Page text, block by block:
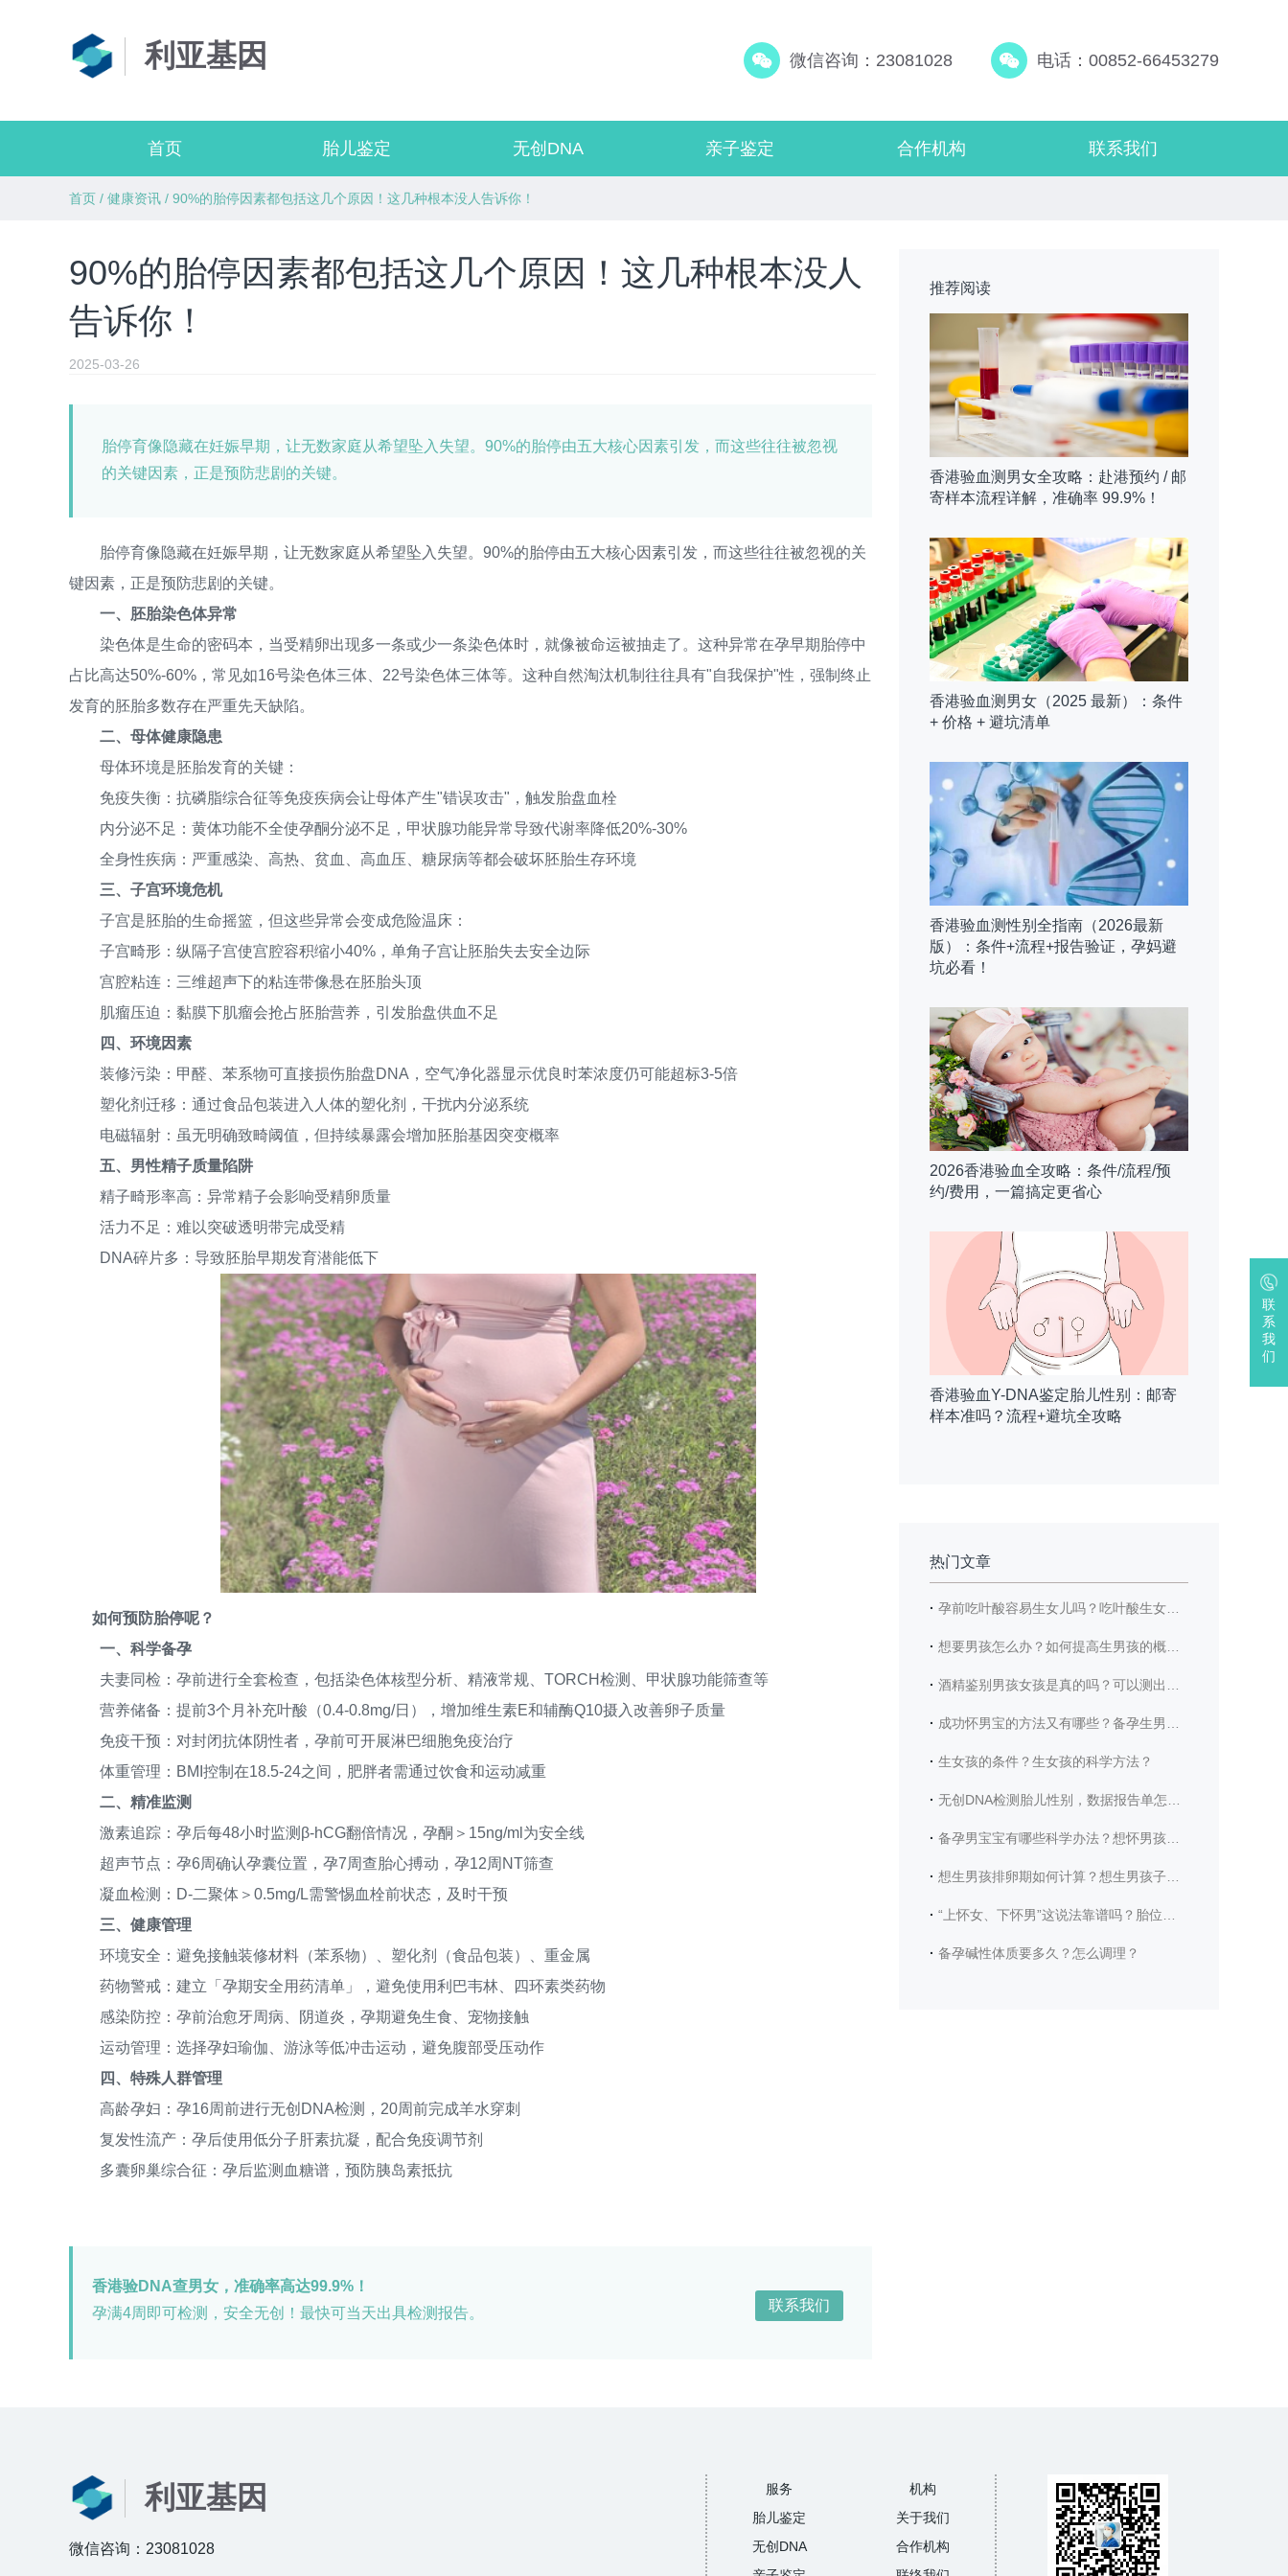
利亚基因 微信咨询：23081028 电话：00852-66453279
首页 胎儿鉴定 无创DNA 亲子鉴定 合作机构 联系我们
首页 / 健康资讯 / 90%的胎停因素都包括这几个原因！这几种根本没人告诉你！
90%的胎停因素都包括这几个原因！这几种根本没人
告诉你！
2025-03-26
胎停育像隐藏在妊娠早期，让无数家庭从希望坠入失望。90%的胎停由五大核心因素引发，而这些往往被忽视
的关键因素，正是预防悲剧的关键。
胎停育像隐藏在妊娠早期，让无数家庭从希望坠入失望。90%的胎停由五大核心因素引发，而这些往往被忽视的关
键因素，正是预防悲剧的关键。
一、胚胎染色体异常
染色体是生命的密码本，当受精卵出现多一条或少一条染色体时，就像被命运被抽走了。这种异常在孕早期胎停中
占比高达50%-60%，常见如16号染色体三体、22号染色体三体等。这种自然淘汰机制往往具有"自我保护"性，强制终止
发育的胚胎多数存在严重先天缺陷。
二、母体健康隐患
母体环境是胚胎发育的关键：
免疫失衡：抗磷脂综合征等免疫疾病会让母体产生"错误攻击"，触发胎盘血栓
内分泌不足：黄体功能不全使孕酮分泌不足，甲状腺功能异常导致代谢率降低20%-30%
全身性疾病：严重感染、高热、贫血、高血压、糖尿病等都会破坏胚胎生存环境
三、子宫环境危机
子宫是胚胎的生命摇篮，但这些异常会变成危险温床：
子宫畸形：纵隔子宫使宫腔容积缩小40%，单角子宫让胚胎失去安全边际
宫腔粘连：三维超声下的粘连带像悬在胚胎头顶
肌瘤压迫：黏膜下肌瘤会抢占胚胎营养，引发胎盘供血不足
四、环境因素
装修污染：甲醛、苯系物可直接损伤胎盘DNA，空气净化器显示优良时苯浓度仍可能超标3-5倍
塑化剂迁移：通过食品包装进入人体的塑化剂，干扰内分泌系统
电磁辐射：虽无明确致畸阈值，但持续暴露会增加胚胎基因突变概率
五、男性精子质量陷阱
精子畸形率高：异常精子会影响受精卵质量
活力不足：难以突破透明带完成受精
DNA碎片多：导致胚胎早期发育潜能低下
如何预防胎停呢？
一、科学备孕
夫妻同检：孕前进行全套检查，包括染色体核型分析、精液常规、TORCH检测、甲状腺功能筛查等
营养储备：提前3个月补充叶酸（0.4-0.8mg/日），增加维生素E和辅酶Q10摄入改善卵子质量
免疫干预：对封闭抗体阴性者，孕前可开展淋巴细胞免疫治疗
体重管理：BMI控制在18.5-24之间，肥胖者需通过饮食和运动减重
二、精准监测
激素追踪：孕后每48小时监测β-hCG翻倍情况，孕酮＞15ng/ml为安全线
超声节点：孕6周确认孕囊位置，孕7周查胎心搏动，孕12周NT筛查
凝血检测：D-二聚体＞0.5mg/L需警惕血栓前状态，及时干预
三、健康管理
环境安全：避免接触装修材料（苯系物）、塑化剂（食品包装）、重金属
药物警戒：建立「孕期安全用药清单」，避免使用利巴韦林、四环素类药物
感染防控：孕前治愈牙周病、阴道炎，孕期避免生食、宠物接触
运动管理：选择孕妇瑜伽、游泳等低冲击运动，避免腹部受压动作
四、特殊人群管理
高龄孕妇：孕16周前进行无创DNA检测，20周前完成羊水穿刺
复发性流产：孕后使用低分子肝素抗凝，配合免疫调节剂
多囊卵巢综合征：孕后监测血糖谱，预防胰岛素抵抗
香港验DNA查男女，准确率高达99.9%！
孕满4周即可检测，安全无创！最快可当天出具检测报告。
联系我们
推荐阅读
香港验血测男女全攻略：赴港预约 / 邮
寄样本流程详解，准确率 99.9%！
香港验血测男女（2025 最新）：条件
+ 价格 + 避坑清单
香港验血测性别全指南（2026最新
版）：条件+流程+报告验证，孕妈避
坑必看！
2026香港验血全攻略：条件/流程/预
约/费用，一篇搞定更省心
香港验血Y-DNA鉴定胎儿性别：邮寄
样本准吗？流程+避坑全攻略
热门文章
· 孕前吃叶酸容易生女儿吗？吃叶酸生女儿的概率高吗？
· 想要男孩怎么办？如何提高生男孩的概率？
· 酒精鉴别男孩女孩是真的吗？可以测出男宝女宝吗？
· 成功怀男宝的方法又有哪些？备孕生男宝宝时爸爸有哪些注意事项？
· 生女孩的条件？生女孩的科学方法？
· 无创DNA检测胎儿性别，数据报告单怎么看？
· 备孕男宝宝有哪些科学办法？想怀男孩需要具备哪些身体条件？
· 想生男孩排卵期如何计算？想生男孩子需要注意哪些饮食？
· “上怀女、下怀男”这说法靠谱吗？胎位真能看出宝宝性别？
· 备孕碱性体质要多久？怎么调理？
利亚基因
微信咨询：23081028
服务
胎儿鉴定
无创DNA
机构
关于我们
合作机构
联
系
我
们